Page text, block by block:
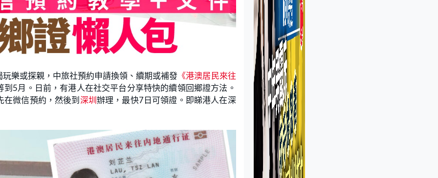
樂或探親，中旅社預約申請換領、續期或補發 《港澳居民來往
5月。日前，有港人在社交平台分享特快的續領回鄉證方法。
在微信預約，然後到深圳辦理，最快7日可領證。即睇港人在深